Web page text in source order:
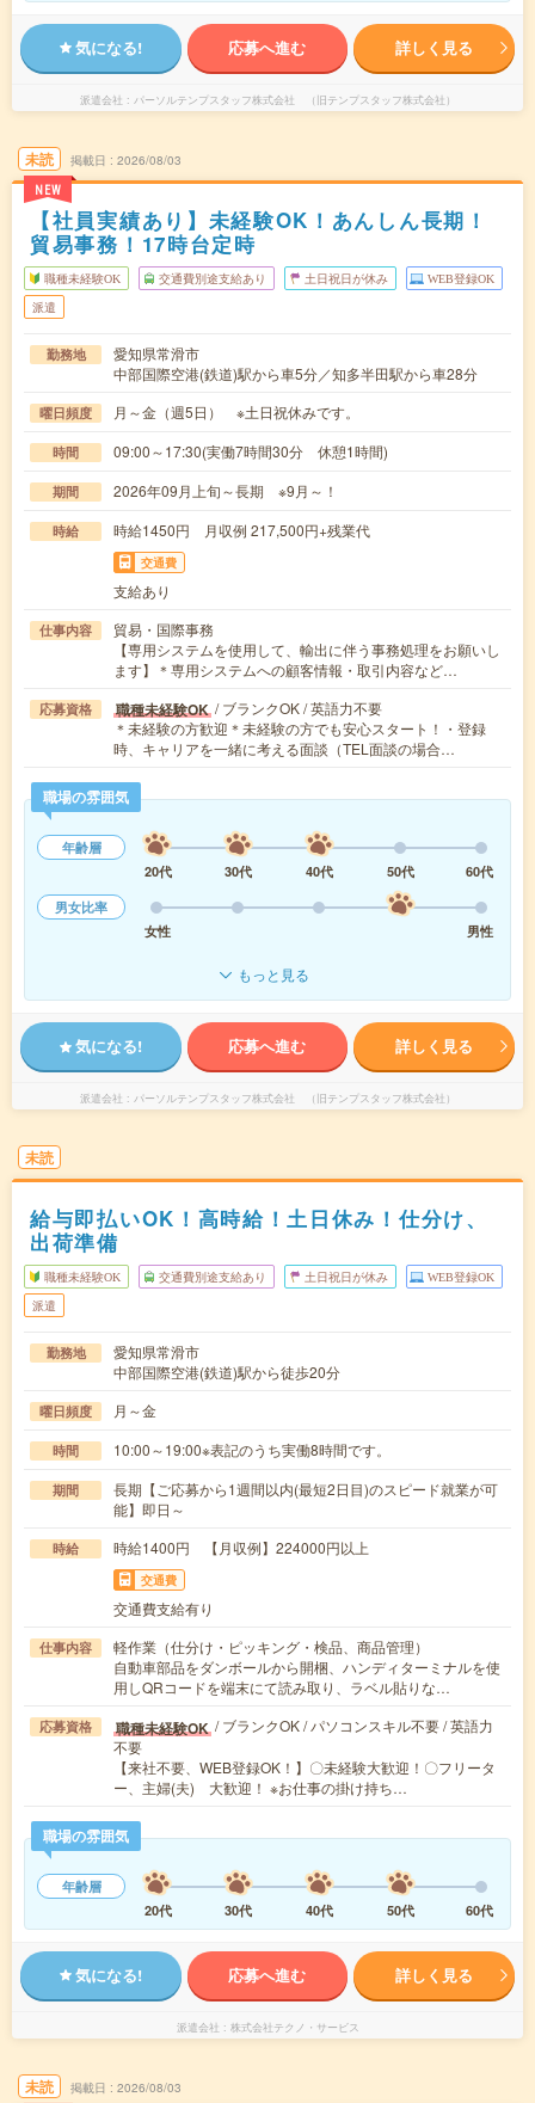
気になる! 応募へ進む 詳しく見る
派遣会社 パーソルテンプスタッフ株式会社 （旧テンプスタッフ株式会社）
未読
NEW
掲載日 2026/08/03
【社員実績あり】未経験OK！あんしん長期！
貿易事務！17時台定時
職種未経験OK 交通費別途支給あり 土日祝日が休み WEB登録OK
派遣
勤務地
愛知県常滑市
中部国際空港(鉄道)駅から車5分／知多半田駅から車28分
曜日頻度 月～金（週5日） ※土日祝休みです。
時間 09:00～17:30(実働7時間30分 休憩1時間)
期間 2026年09月上旬～長期 ※9月～！
時給 時給1450円 月収例 217,500円+残業代
交通費
支給あり
仕事内容
貿易・国際事務
【専用システムを使用して、輸出に伴う事務処理をお願いし
ます】＊専用システムへの顧客情報・取引内容など…
応募資格 職種未経験OK / ブランクOK / 英語力不要
＊未経験の方歓迎＊未経験の方でも安心スタート！・登録
時、キャリアを一緒に考える面談（TEL面談の場合…
職場の雰囲気
年齢層
20代
30代 40代 50代
60代
男女比率
女性
男性
もっと見る
気になる! 応募へ進む 詳しく見る
派遣会社 パーソルテンプスタッフ株式会社 （旧テンプスタッフ株式会社）
未読
給与即払いOK！高時給！土日休み！仕分け、
出荷準備
職種未経験OK 交通費別途支給あり 土日祝日が休み WEB登録OK
派遣
勤務地
愛知県常滑市
中部国際空港(鉄道)駅から徒歩20分
曜日頻度 月～金
時間 10:00～19:00※表記のうち実働8時間です。
期間
長期【ご応募から1週間以内(最短2日目)のスピード就業が可
能】即日～
時給 時給1400円 【月収例】224000円以上
交通費
交通費支給有り
仕事内容
軽作業（仕分け・ピッキング・検品、商品管理）
自動車部品をダンボールから開梱、ハンディターミナルを使
用しQRコードを端末にて読み取り、ラベル貼りな…
応募資格 職種未経験OK / ブランクOK / パソコンスキル不要 / 英語力
不要
【来社不要、WEB登録OK！】〇未経験大歓迎！〇フリータ
ー、主婦(夫) 大歓迎！ ※お仕事の掛け持ち…
職場の雰囲気
年齢層
20代
30代 40代 50代 60代
気になる! 応募へ進む 詳しく見る
派遣会社 株式会社テクノ・サービス
未読 掲載日 2026/08/03